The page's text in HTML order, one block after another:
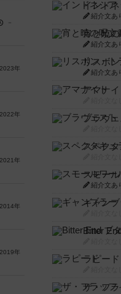
－
2023年
2022年
2021年
2014年
2019年
インド
紹介文あ
宵と暁
紹介文あ
リスボ
紹介文あ
アマナイ
ブラヴェ
スペク
スモー
紹介文あ
ギャン
ラピード
ザ・フ